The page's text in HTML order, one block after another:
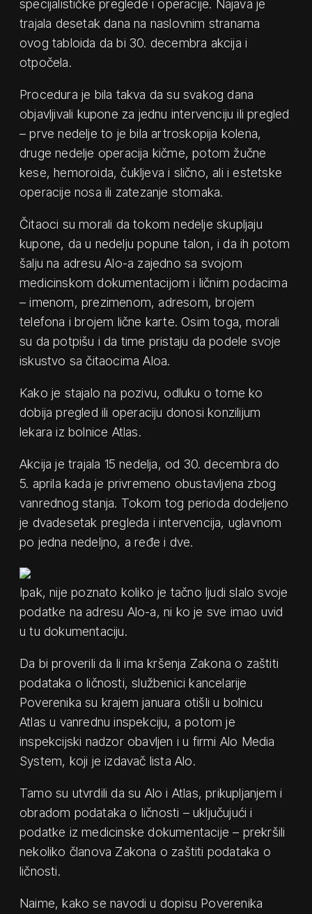
specijalističke preglede i operacije. Najava je
trajala desetak dana na naslovnim stranama
ovog tabloida da bi 30. decembra akcija i
otpočela.
Procedura je bila takva da su svakog dana
objavljivali kupone za jednu intervenciju ili pregled
– prve nedelje to je bila artroskopija kolena,
druge nedelje operacija kičme, potom žučne
kese, hemoroida, čukljeva i slično, ali i estetske
operacije nosa ili zatezanje stomaka.
Čitaoci su morali da tokom nedelje skupljaju
kupone, da u nedelju popune talon, i da ih potom
šalju na adresu Alo-a zajedno sa svojom
medicinskom dokumentacijom i ličnim podacima
– imenom, prezimenom, adresom, brojem
telefona i brojem lične karte. Osim toga, morali
su da potpišu i da time pristaju da podele svoje
iskustvo sa čitaocima Aloa.
Kako je stajalo na pozivu, odluku o tome ko
dobija pregled ili operaciju donosi konzilijum
lekara iz bolnice Atlas.
Akcija je trajala 15 nedelja, od 30. decembra do
5. aprila kada je privremeno obustavljena zbog
vanrednog stanja. Tokom tog perioda dodeljeno
je dvadesetak pregleda i intervencija, uglavnom
po jedna nedeljno, a ređe i dve.
Ipak, nije poznato koliko je tačno ljudi slalo svoje
podatke na adresu Alo-a, ni ko je sve imao uvid
u tu dokumentaciju.
Da bi proverili da li ima kršenja Zakona o zaštiti
podataka o ličnosti, službenici kancelarije
Poverenika su krajem januara otišli u bolnicu
Atlas u vanrednu inspekciju, a potom je
inspekcijski nadzor obavljen i u firmi Alo Media
System, koji je izdavač lista Alo.
Tamo su utvrdili da su Alo i Atlas, prikupljanjem i
obradom podataka o ličnosti – uključujući i
podatke iz medicinske dokumentacije – prekršili
nekoliko članova Zakona o zaštiti podataka o
ličnosti.
Naime, kako se navodi u dopisu Poverenika